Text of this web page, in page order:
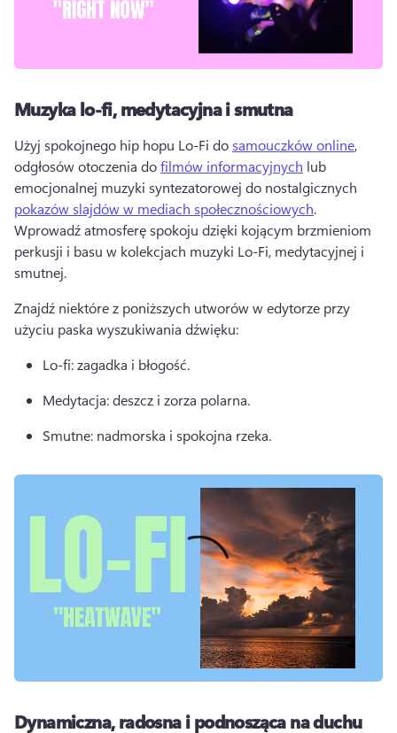
Muzyka lo-fi, medytacyjna i smutna
Użyj spokojnego hip hopu Lo-Fi do samouczków online,
odgłosów otoczenia do filmów informacyjnych lub
emocjonalnej muzyki syntezatorowej do nostalgicznych
pokazów slajdów w mediach społecznościowych
Wprowadź atmosferę spokoju dzięki kojącym brzmieniom
perkusji i basu w kolekcjach muzyki Lo-Fi, medytacyjnej i
smutnej.
Znajdź niektóre z poniższych utworów w edytorze przy
użyciu paska wyszukiwania dźwięku:
Lo-fi: zagadka i błogość.
Medytacja: deszcz i zorza polarna.
Smutne: nadmorska i spokojna rzeka.
Dynamiczna, radosna i podnosząca na duchu